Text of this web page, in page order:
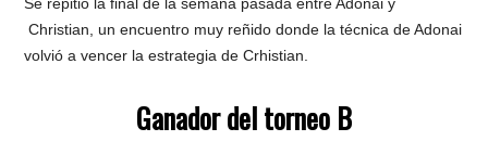
Christian, un encuentro muy reñido donde la técnica de Adonai
volvió a vencer la estrategia de Crhistian.
Ganador del torneo B